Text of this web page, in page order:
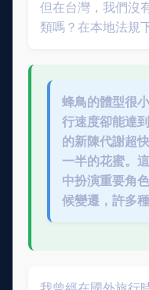
但在台灣，我們沒
類嗎？在本地法規
蜂鳥的體型很
行速度卻能達
的新陳代謝超
一半的花蜜。
中扮演重要角
候變遷，許多